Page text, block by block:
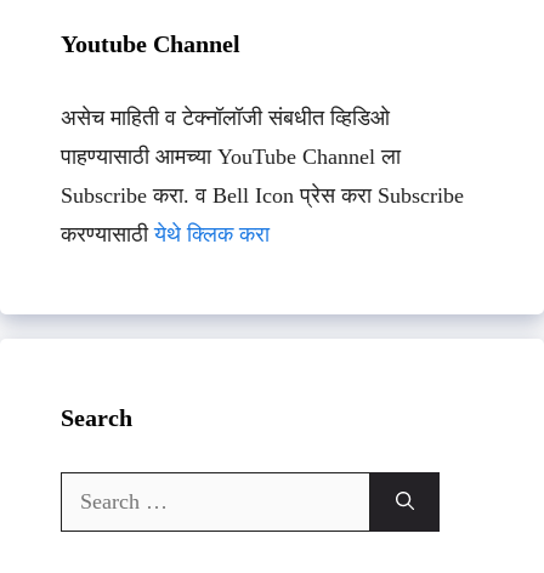
Youtube Channel
असेच माहिती व टेक्नॉलॉजी संबधीत व्हिडिओ
पाहण्यासाठी आमच्या YouTube Channel ला
Subscribe करा. व Bell Icon प्रेस करा Subscribe
करण्यासाठीयेथे क्लिक करा
Search
Search
for: